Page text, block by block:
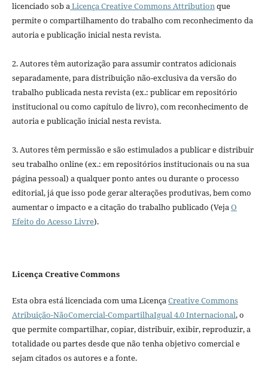
licenciado sob aLicença Creative Commons Attributionque
permite o compartilhamento do trabalho com reconhecimento da
autoria e publicação inicial nesta revista.
2. Autores têm autorização para assumir contratos adicionais
separadamente, para distribuição não-exclusiva da versão do
trabalho publicada nesta revista (ex.: publicar em repositório
institucional ou como capítulo de livro), com reconhecimento de
autoria e publicação inicial nesta revista.
3. Autores têm permissão e são estimulados a publicar e distribuir
seu trabalho online (ex.: em repositórios institucionais ou na sua
página pessoal) a qualquer ponto antes ou durante o processo
editorial, já que isso pode gerar alterações produtivas, bem como
aumentar o impacto e a citação do trabalho publicado (VejaO
Efeito do Acesso Livre).
Licença Creative Commons
Esta obra está licenciada com uma LicençaCreative Commons
Atribuição-NãoComercial-CompartilhaIgual 4.0 Internacional, o
que permite compartilhar, copiar, distribuir, exibir, reproduzir, a
totalidade ou partes desde que não tenha objetivo comercial e
sejam citados os autores e a fonte.